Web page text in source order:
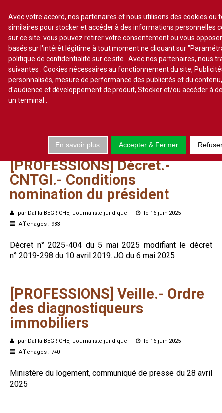
Lire un numéro
S'abonner
Se connecter
Commentaires d'arrêt
Sommaires
Chroniques
Etudes de texte
Réponses ministérielles
Conclusions et Rapports
[PROFESSIONS] Décret.-
CNTGI.- Conditions
nomination du président
par Dalila BEGRICHE, Journaliste juridique
le 16 juin 2025
Affichages : 983
Décret n° 2025-404 du 5 mai 2025 modifiant le décret
n° 2019-298 du 10 avril 2019, JO du 6 mai 2025
[PROFESSIONS] Veille.- Ordre
des diagnostiqueurs
immobiliers
par Dalila BEGRICHE, Journaliste juridique
le 16 juin 2025
Affichages : 740
Ministère du logement, communiqué de presse du 28 avril
2025
Avec votre accord, nos partenaires et nous utilisons des cookies ou
similaires pour stocker et accéder à des informations personnelles
sur ce site. vous pouvez retirer votre consentement ou vous
basés sur l'intérêt légitime à tout moment ne cliquant sur
politique de confidentialité sur ce site. Avec nos partenaires, nous
suivantes : Cookies nécessaires au fonctionnement du site,
personnalisés, mesure de performance des publicités et du
d'audience et développement de produit, Stocker et/ou accéder à
un terminal
En savoir plus Accepter & Fermer Refuser